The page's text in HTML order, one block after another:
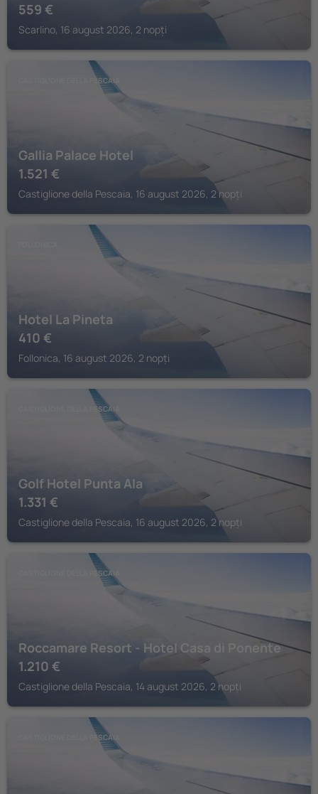
559 €
Scarlino, 16 august 2026, 2 nopți
CASTIGLIONE DELLA PESCAIA
Gallia Palace Hotel
1.521 €
Castiglione della Pescaia, 16 august 2026, 2 nopți
Hotel La Pineta
410 €
Follonica, 16 august 2026, 2 nopți
CASTIGLIONE DELLA PESCAIA
Golf Hotel Punta Ala
1.331 €
Castiglione della Pescaia, 16 august 2026, 2 nopți
CASTIGLIONE DELLA PESCAIA
Roccamare Resort - Hotel Casa di Ponente
1.210 €
Castiglione della Pescaia, 14 august 2026, 2 nopți
CASTIGLIONE DELLA PESCAIA